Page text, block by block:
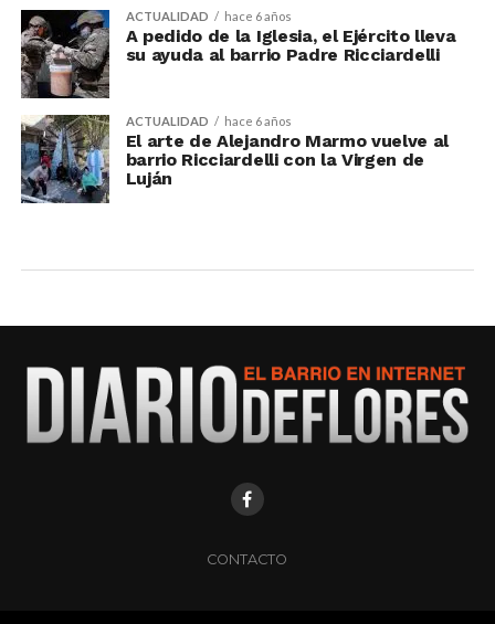
ACTUALIDAD hace 6 años
A pedido de la Iglesia, el Ejército lleva
su ayuda al barrio Padre Ricciardelli
ACTUALIDAD hace 6 años
El arte de Alejandro Marmo vuelve al
barrio Ricciardelli con la Virgen de
Luján
CONTACTO